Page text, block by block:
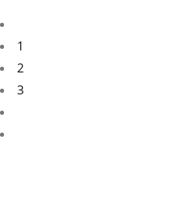
1
2
3